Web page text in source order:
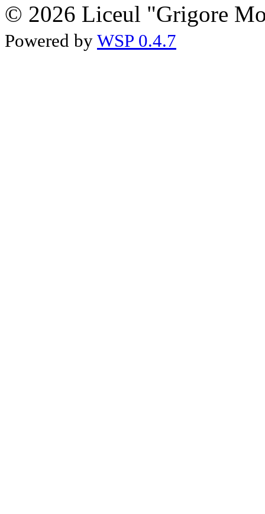
© 2026 Liceul "Grigore
Powered by WSP 0.4.7